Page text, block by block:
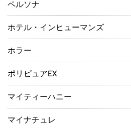
ペルソナ
ホテル・インヒューマンズ
ホラー
ポリピュアEX
マイティーハニー
マイナチュレ